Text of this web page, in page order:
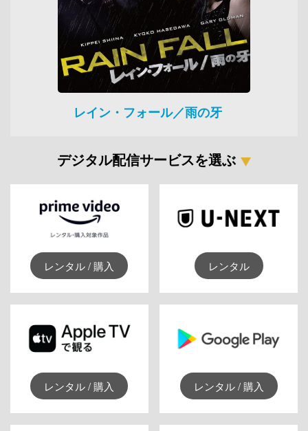
レイン・フォール／雨の牙
デジタル配信サービスを選ぶ
レンタル / 購入 レンタル
レンタル / 購入 レンタル / 購入